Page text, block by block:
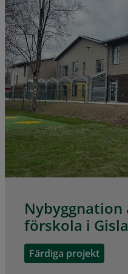
Nybyggnation
förskola i
Färdiga projekt